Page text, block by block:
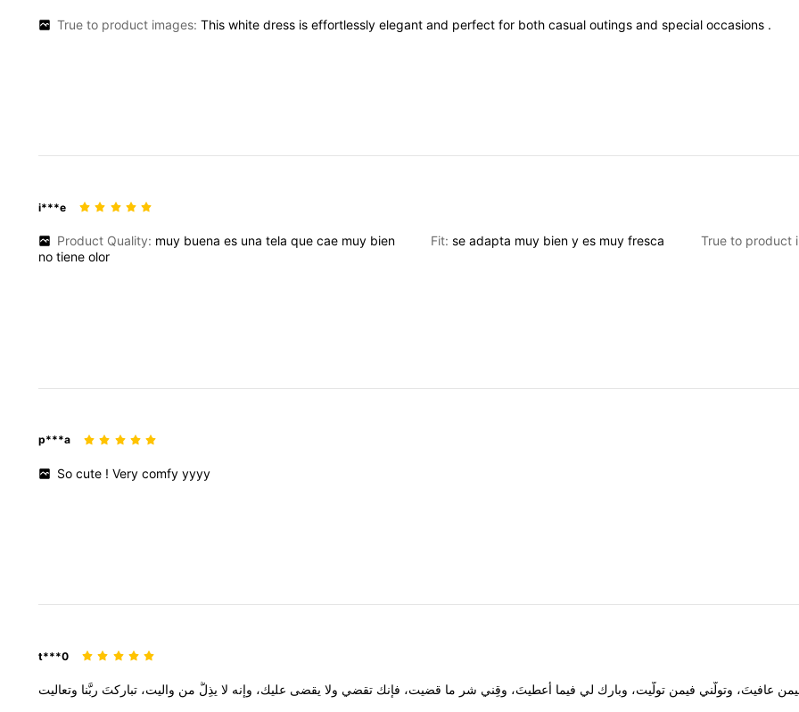
True to product images:Thiswhitedress iseffortlesslyelegantand perfectfor bothcasualoutingsandspecialoccasions .
i***e
Product Quality: muy buenaes unatelaquecae muy bien Fit:seadapta muy bienyes muyfresca True to product
no tiene olor
p***a
Socute !Verycomfyyyyy
t***0
عافيتَ، وتولَّني فيمن تولَّيت، وبارك لي فيما أعطيتَ، وقِني شر ما قضيت، فإنك تقضي ولا يقضى عليك، وإنه لا يذِلُّ من واليت، تباركتَ ربَّنا